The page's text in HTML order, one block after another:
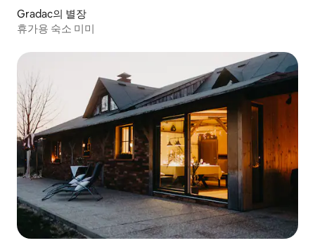
Gradac의 별장
휴가용 숙소 미미